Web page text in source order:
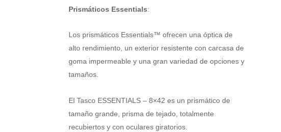
-Prismáticos Essentials:
Los prismáticos Essentials™ ofrecen una óptica de
alto rendimiento, un exterior resistente con carcasa de
goma impermeable y una gran variedad de opciones y
tamaños.
El Tasco ESSENTIALS – 8×42 es un prismático de
tamaño grande, prisma de tejado, totalmente
recubiertos y con oculares giratorios.